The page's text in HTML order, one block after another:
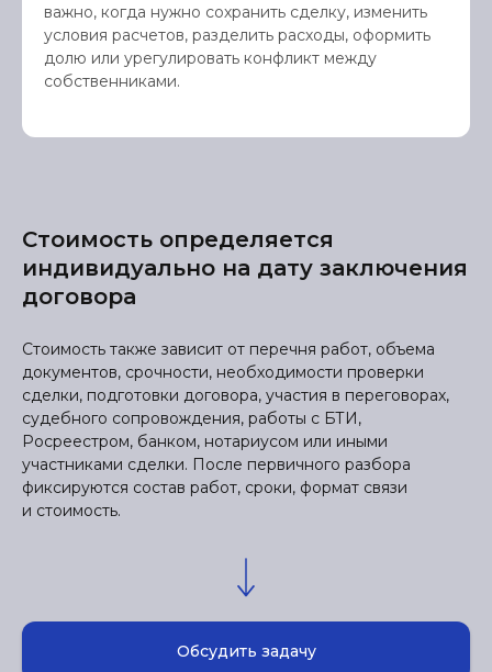
важно, когда нужно сохранить сделку, изменить
условия расчетов, разделить расходы, оформить
долю или урегулировать конфликт между
собственниками.
Стоимость определяется
индивидуально на дату заключения
договора
Стоимость также зависит от перечня работ, объема
документов, срочности, необходимости проверки
сделки, подготовки договора, участия в переговорах,
судебного сопровождения, работы с БТИ,
Росреестром, банком, нотариусом или иными
участниками сделки. После первичного разбора
фиксируются состав работ, сроки, формат связи
и стоимость.
Обсудить задачу